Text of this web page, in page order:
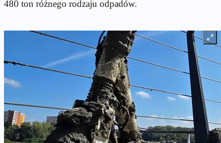
480 ton różnego rodzaju odpadów.